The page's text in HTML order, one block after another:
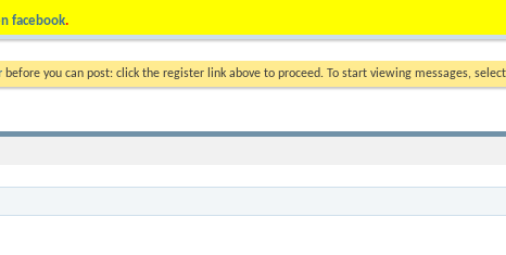
facebook.
before you can post: click the register link above to proceed. To start viewing messages,